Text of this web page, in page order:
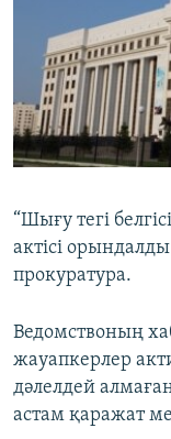
ЖАЗЫЛЫҢЫЗ
Басқа тілдерде
“Шығу тегі
актісі
прокуратура.
Ведомствоның
жауапкерлер
дәлелдей
астам қаражат